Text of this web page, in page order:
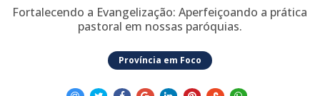
Fortalecendo a Evangelização: Aperfeiçoando a prática
pastoral em nossas paróquias.
Província em Foco